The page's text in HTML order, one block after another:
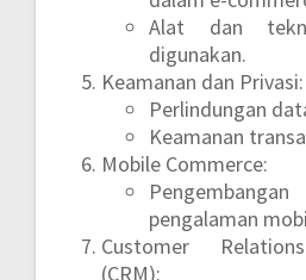
Alat dan
digunakan.
Keamanan dan Privasi:
Perlindungan
Keamanan
Mobile Commerce:
pengalaman
Customer
(CRM):